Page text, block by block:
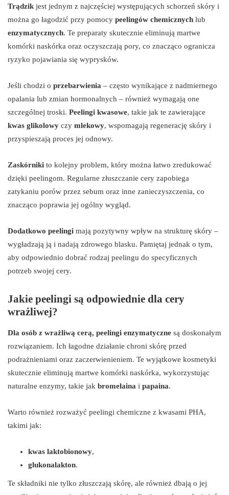
Trądzik jest jednym z najczęściej występujących schorzeń skóry i
można go łagodzić przy pomocy peelingów chemicznych lub
enzymatycznych. Te preparaty skutecznie eliminują martwe
komórki naskórka oraz oczyszczają pory, co znacząco ogranicza
ryzyko pojawiania się wyprysków.
Jeśli chodzi o przebarwienia – często wynikające z nadmiernego
opalania lub zmian hormonalnych – również wymagają one
szczególnej troski. Peelingi kwasowe, takie jak te zawierające
kwas glikolowy czy mlekowy, wspomagają regenerację skóry i
przyspieszają proces jej odnowy.
Zaskórniki to kolejny problem, który można łatwo zredukować
dzięki peelingom. Regularne złuszczanie cery zapobiega
zatykaniu porów przez sebum oraz inne zanieczyszczenia, co
znacząco poprawia jej ogólny wygląd.
Dodatkowo peelingi mają pozytywny wpływ na strukturę skóry –
wygładzają ją i nadają zdrowego blasku. Pamiętaj jednak o tym,
aby odpowiednio dobrać rodzaj peelingu do specyficznych
potrzeb swojej cery.
Jakie peelingi są odpowiednie dla cery
wrażliwej?
Dla osób z wrażliwą cerą, peelingi enzymatyczne są doskonałym
rozwiązaniem. Ich łagodne działanie chroni skórę przed
podrażnieniami oraz zaczerwienieniem. Te wyjątkowe kosmetyki
skutecznie eliminują martwe komórki naskórka, wykorzystując
naturalne enzymy, takie jak bromelaina i papaina.
Warto również rozważyć peelingi chemiczne z kwasami PHA,
takimi jak:
kwas laktobionowy,
glukonalakton.
Te składniki nie tylko złuszczają skórę, ale również dbają o jej